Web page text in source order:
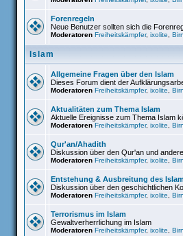
Forenregeln
Neue Benutzer sollten sich die
Moderatoren Freiheitskämpfer, ixolite
Islam
Allgemeine Fragen über den Islam
Dieses Forum dient der
Moderatoren Freiheitskämpfer, ixolite
Aktualitäten zum Thema Islam
Aktuelle Ereignisse zum Thema Islam
Moderatoren Freiheitskämpfer, ixolite
Qur'an/Ahadith
Diskussion über den Qur'an und
Moderatoren Freiheitskämpfer, ixolite
Entstehung & Ausbreitung des Islam
Diskussion über den geschichtlichen
Moderatoren Freiheitskämpfer, ixolite
Terrorismus im Islam
Gewaltverherrlichung im Islam
Moderatoren Freiheitskämpfer, ixolite